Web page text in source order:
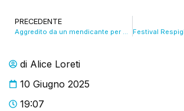
di Alice Loreti
10 Giugno 2025
19:07
PRECEDENTE
Aggredito da un mendicante per un’elemosina troppo “avara”